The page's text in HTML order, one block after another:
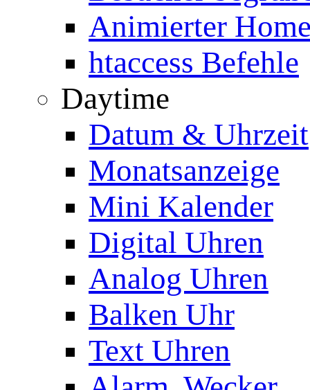
Animierter
htaccess Befehle
Daytime
Datum & Uhrzeit
Monatsanzeige
Mini Kalender
Digital Uhren
Analog Uhren
Balken Uhr
Text Uhren